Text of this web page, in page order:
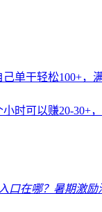
单干轻松100+，
时可以赚20-30+